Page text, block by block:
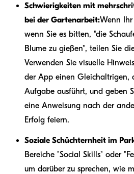
Schwierigkeiten mit
bei der Gartenarbeit:Wenn
wenn Sie es bitten, "die
Blume zu gießen", teilen Sie
Verwenden Sie visuelle
der App einen Gleichaltrigen,
Aufgabe ausführt, und geben
eine Anweisung nach der
Erfolg feiern.
Soziale Schüchternheit im
Bereiche "Social Skills" oder
um darüber zu sprechen, wie